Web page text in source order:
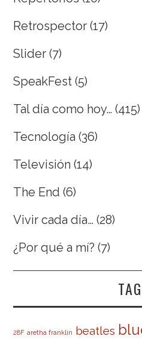
Retrospector (17)
Slider (7)
SpeakFest (5)
Tal día como hoy… (415)
Tecnología (36)
Televisión (14)
The End (6)
Vivir cada día… (28)
¿Por qué a mí? (7)
28F aretha franklin beatles